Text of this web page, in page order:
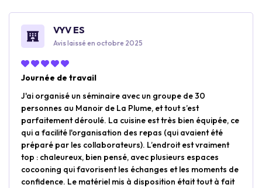
VYV ES
Avis laissé en octobre 2025
Journée de travail
J'ai organisé un séminaire avec un groupe de 30
personnes au Manoir de La Plume, et tout s’est
parfaitement déroulé. La cuisine est très bien équipée, ce
qui a facilité l'organisation des repas (qui avaient été
préparé par les collaborateurs). L’endroit est vraiment
top : chaleureux, bien pensé, avec plusieurs espaces
cocooning qui favorisent les échanges et les moments de
confidence. Le matériel mis à disposition était tout à fait